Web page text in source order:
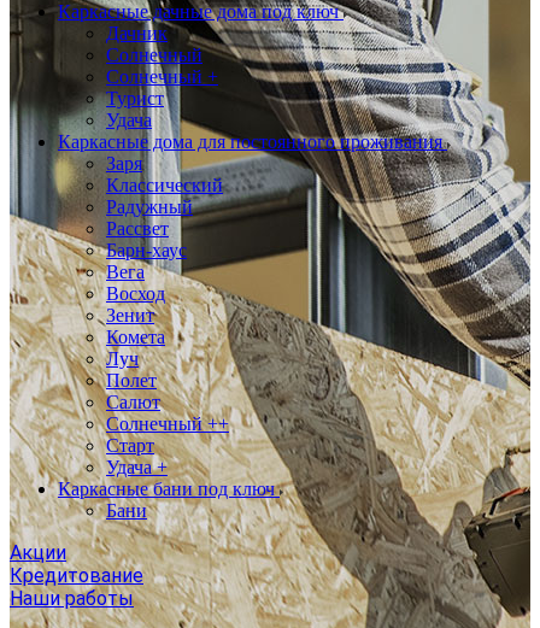
Каркасные дачные дома под ключ
Дачник
Солнечный
Солнечный +
Турист
Удача
Каркасные дома для постоянного проживания
Заря
Классический
Радужный
Рассвет
Барн-хаус
Вега
Восход
Зенит
Комета
Луч
Полет
Салют
Солнечный ++
Старт
Удача +
Каркасные бани под ключ
Бани
Акции
Кредитование
Наши работы